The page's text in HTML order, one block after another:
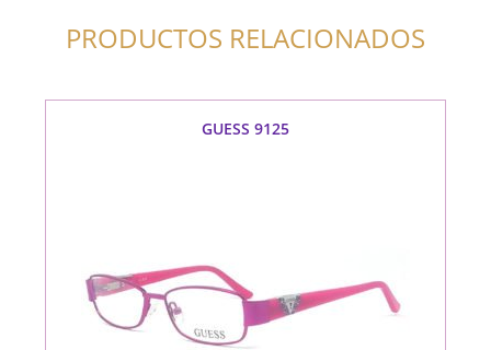
PRODUCTOS RELACIONADOS
GUESS 9125